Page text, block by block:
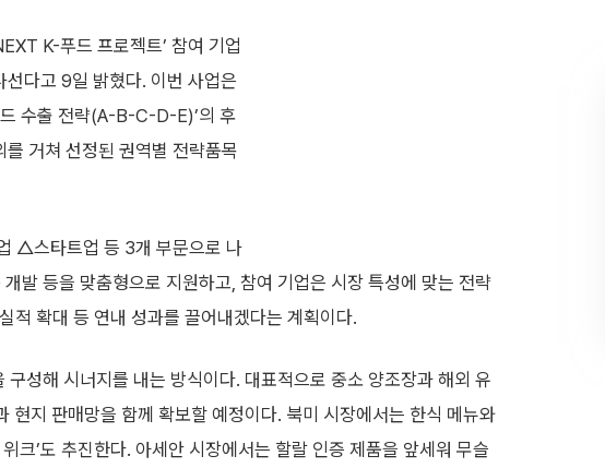
K-푸드 프로젝트’ 참여 기업
다고 9일 밝혔다. 이번 사업은
수출 전략(A-B-C-D-E)’의 후
를 거쳐 선정된 권역별 전략품목
△스타트업 등 3개 부문으로 나
발 등을 맞춤형으로 지원하고, 참여 기업은 시장 특성에 맞는 전략
적 확대 등 연내 성과를 끌어내겠다는 계획이다.
성해 시너지를 내는 방식이다. 대표적으로 중소 양조장과 해외 유
현지 판매망을 함께 확보할 예정이다. 북미 시장에서는 한식 메뉴와
크’도 추진한다. 아세안 시장에서는 할랄 인증 제품을 앞세워 무슬